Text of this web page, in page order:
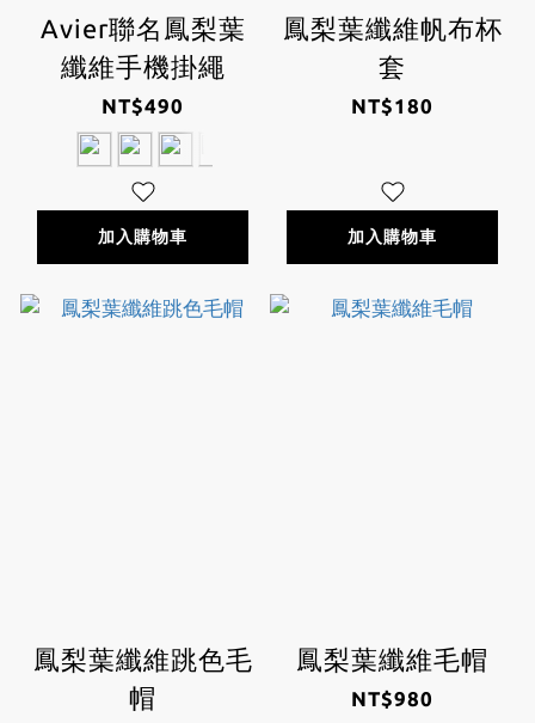
Avier聯名鳳梨葉
纖維手機掛繩
NT$490
加入購物車
鳳梨葉纖維帆布杯
套
NT$180
加入購物車
鳳梨葉纖維跳色毛
帽
鳳梨葉纖維毛帽
NT$980